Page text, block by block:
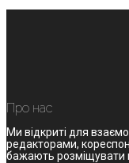
Про нас
Ми відкриті для
редакторами,
бажають розміщувати